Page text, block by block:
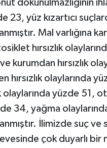
dokunulmazlığının
23, yüz kızartıcı
Mal varlığına
hırsızlık
kurumdan hırsızlık
hırsızlık olaylarında
olaylarında yüzde 51, oto
34, yağma
İlimizde suç ve
çok duyarlı bir